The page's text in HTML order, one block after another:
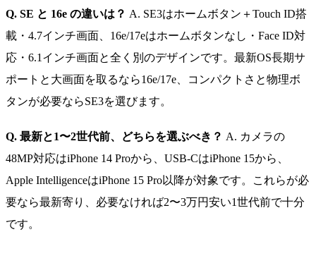
Q. SE と 16e の違いは？ A. SE3はホームボタン＋Touch ID搭
載・4.7インチ画面、16e/17eはホームボタンなし・Face ID対
応・6.1インチ画面と全く別のデザインです。最新OS長期サ
ポートと大画面を取るなら16e/17e、コンパクトさと物理ボ
タンが必要ならSE3を選びます。
Q. 最新と1〜2世代前、どちらを選ぶべき？ A. カメラの
48MP対応はiPhone 14 Proから、USB-CはiPhone 15から、
Apple IntelligenceはiPhone 15 Pro以降が対象です。これらが必
要なら最新寄り、必要なければ2〜3万円安い1世代前で十分
です。